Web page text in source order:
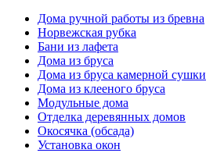
Дома ручной работы из бревна
Норвежская рубка
Бани из лафета
Дома из бруса
Дома из бруса камерной сушки
Дома из клееного бруса
Модульные дома
Отделка деревянных домов
Окосячка (обсада)
Установка окон